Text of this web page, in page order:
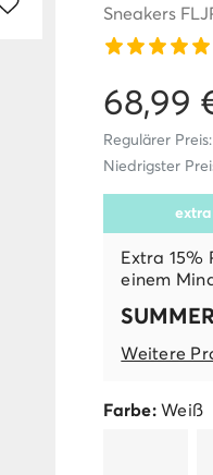
Sneakers
68,99
Regulärer
Niedrigster
extra
Extra 15%
einem
Weitere
Farbe:Weiß